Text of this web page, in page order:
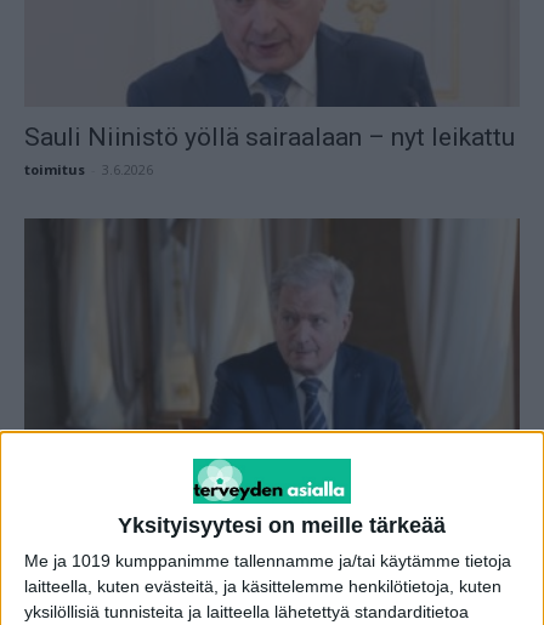
Yksityisyytesi on meille tärkeää
Me ja 1019 kumppanimme tallennamme ja/tai käytämme tietoja
laitteella, kuten evästeitä, ja käsittelemme henkilötietoja, kuten
yksilöllisiä tunnisteita ja laitteella lähetettyä standarditietoa
Sauli Niinistö yöllä sairaalaan – nyt leikattu
toimitus 3.6.2026
Presidentti Sauli Niinistö, 75, on
sairastunut – peruu töitään
toimitus - 5.1.2024